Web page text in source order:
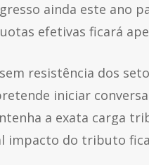
ainda este
efetivas ficará
resistência dos
iniciar
a exata carga
impacto do tributo